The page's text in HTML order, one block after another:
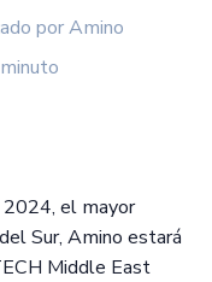
por Amino
2024, el mayor
Sur, Amino estará
Middle East